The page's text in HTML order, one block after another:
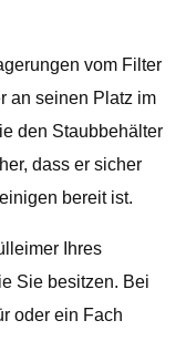
vom Filter
an seinen Platz im
den Staubbehälter
dass er sicher
bereit ist.
Ihres
Sie besitzen. Bei
oder ein Fach